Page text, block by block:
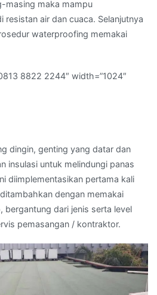
masing maka mampu
resistan air dan cuaca. Selanjutnya
waterproofing memakai
8822 2244″ width=”1024″
dingin, genting yang datar dan
insulasi untuk melindungi panas
diimplementasikan pertama kali
dengan memakai
bergantung dari jenis serta level
pemasangan / kontraktor.